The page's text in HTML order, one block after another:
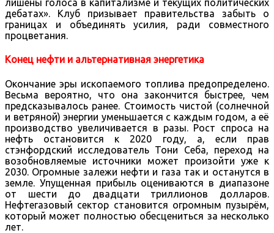
лишены голоса в капитализме и текущих политических
дебатах». Клуб призывает правительства забыть о
границах и объединять усилия, ради совместного
процветания.
Конец нефти и альтернативная энергетика
Окончание эры ископаемого топлива предопределено.
Весьма вероятно, что она закончится быстрее, чем
предсказывалось ранее. Стоимость чистой (солнечной
и ветряной) энергии уменьшается с каждым годом, а её
производство увеличивается в разы. Рост спроса на
нефть остановится к 2020 году, а, если прав
стэнфордский исследователь Тони Себа, переход на
возобновляемые источники может произойти уже к
2030. Огромные залежи нефти и газа так и останутся в
земле. Упущенная прибыль оцениваются в диапазоне
от шести до двадцати триллионов долларов.
Нефтегазовый сектор становится огромным пузырём,
который может полностью обесцениться за несколько
лет.